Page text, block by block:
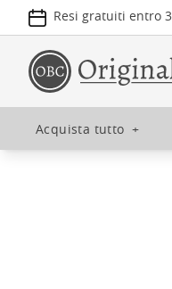
Resi gratuiti entro
Acquista tutto +